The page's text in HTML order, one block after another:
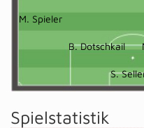
M. Spieler
B. Dotschkail
S.
Spielstatistik